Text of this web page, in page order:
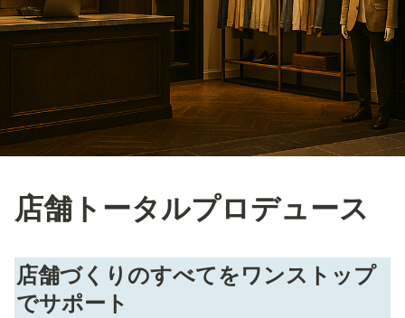
店舗トータルプロデュース
店舗づくりのすべてをワンストップ
でサポート